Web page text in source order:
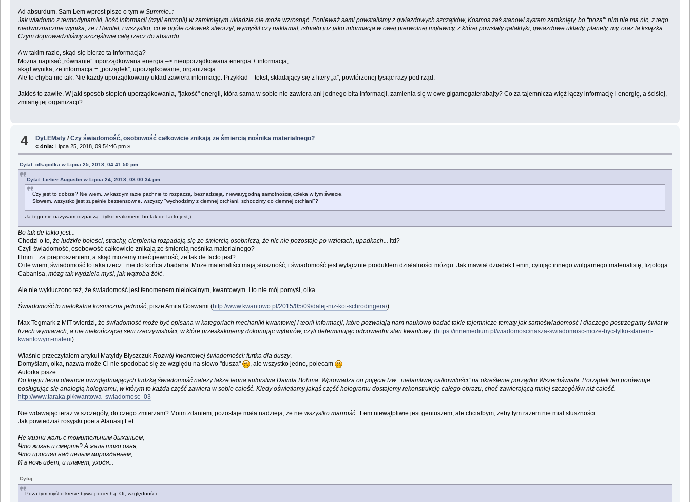
Ad absurdum. Sam Lem wprost pisze o tym w Summie..:
Jak wiadomo z termodynamiki, ilość informacji (czyli entropii) w zamkniętym układzie nie może wzrosnąć. Ponieważ sami powstaliśmy z gwiazdowych szczątków, Kosmos zaś stanowi system zamknięty, bo “poza”‘ nim nie ma nic, z tego
niedwuznacznie wynika, że i Hamlet, i wszystko, co w ogóle człowiek stworzył, wymyślił czy nakłamał, istniało już jako informacja w owej pierwotnej mgławicy, z której powstały galaktyki, gwiazdowe układy, planety, my, oraz ta książka.
Czym doprowadziliśmy szczęśliwie całą rzecz do absurdu.
A w takim razie, skąd się bierze ta informacja?
Można napisać „równanie”: uporządkowana energia –> nieuporządkowana energia + informacja,
skąd wynika, że informacja = „porządek”, uporządkowanie, organizacja.
Ale to chyba nie tak. Nie każdy uporządkowany układ zawiera informację. Przykład – tekst, składający się z litery „a”, powtórzonej tysiąc razy pod rząd.
Jakieś to zawiłe. W jaki sposób stopień uporządkowania, "jakość" energii, która sama w sobie nie zawiera ani jednego bita informacji, zamienia się w owe gigamegaterabajty? Co za tajemnicza więź łączy informację i energię, a ściślej,
zmianę jej organizacji?
4 DyLEMaty /Czy świadomość, osobowość całkowicie znikają ze śmiercią nośnika materialnego?
«dnia: Lipca 25, 2018, 09:54:46 pm »
Cytat: olkapolka w Lipca 25, 2018, 04:41:50 pm
Cytat: Lieber Augustin w Lipca 24, 2018, 03:00:34 pm
Czy jest to dobrze? Nie wiem...w każdym razie pachnie to rozpaczą, beznadzieją, niewiarygodną samotnością człeka w tym świecie.
Słowem, wszystko jest zupełnie bezsensowne, wszyscy "wychodzimy z ciemnej otchłani, schodzimy do ciemnej otchłani"?
Ja tego nie nazywam rozpaczą - tylko realizmem, bo tak de facto jest;)
Bo tak de fakto jest...
Chodzi o to, że ludzkie boleści, strachy, cierpienia rozpadają się ze śmiercią osobniczą, że nic nie pozostaje po wzlotach, upadkach...
itd?
Czyli świadomość, osobowość całkowicie znikają ze śmiercią nośnika materialnego?
Hmm... za preproszeniem, a skąd możemy mieć pewność, że tak de facto jest?
O ile wiem, świadomość to taka rzecz...nie do końca zbadana. Może materialiści mają słuszność, i świadomość jest wyłącznie produktem działalności mózgu. Jak mawiał dziadek Lenin, cytując innego wulgarnego materialistę, fizjologa
Cabanisa, mózg tak wydziela myśl, jak wątroba żółć.
Ale nie wykluczono też, że świadomość jest fenomenem nielokalnym, kwantowym. I to nie mój pomyśł, olka.
Świa­do­mość to nie­lo­kalna kosmiczna jedność, pisze Amita Goswami (http://www.kwantowo.pl/2015/05/09/dalej-niz-kot-schrodingera/)
Max Tegmark z MIT twierdzi, że świadomość może być opisana w kategoriach mechaniki kwantowej i teorii informacji, które pozwalają nam naukowo badać takie tajemnicze tematy jak samoświadomość i dlaczego postrzegamy świat w
trzech wymiarach, a nie niekończącej serii rzeczywistości, w które przeskakujemy dokonując wyborów, czyli determinując odpowiedni stan kwantowy. (https://innemedium.pl/wiadomosc/nasza-swiadomosc-moze-byc-tylko-stanem-
kwantowym-materii)
Właśnie przeczytałem artykuł Matyldy Błyszczuk Rozwój kwantowej świadomości: furtka dla duszy.
Domyślam, olka, nazwa może Ci nie spodobać się ze względu na słowo "dusza"
, ale wszystko jedno, polecam
Autorka pisze:
Do kręgu teorii otwarcie uwzględniających ludzką świadomość należy także teoria autorstwa Davida Bohma. Wprowadza on pojęcie tzw. „niełamliwej całkowitości” na określenie porządku Wszechświata. Porządek ten porównuje
posługując się analogią hologramu, w którym to każda część zawiera w sobie całość. Kiedy oświetlamy jakąś część hologramu dostajemy rekonstrukcję całego obrazu, choć zawierającą mniej szczegółów niż całość.
http://www.taraka.pl/kwantowa_swiadomosc_03
Nie wdawając teraz w szczegóły, do czego zmierzam? Moim zdaniem, pozostaje mała nadzieja, że nie wszystko marność...Lem niewątpliwie jest geniuszem, ale chciałbym, żeby tym razem nie miał słuszności.
Jak powiedział rosyjski poeta Afanasij Fet:
Не жизни жаль с томительным дыханьем,
Что жизнь и смерть? А жаль того огня,
Что просиял над целым мирозданьем,
И в ночь идет, и плачет, уходя...
Cytuj
Poza tym myśl o kresie bywa pociechą. Ot, względności...